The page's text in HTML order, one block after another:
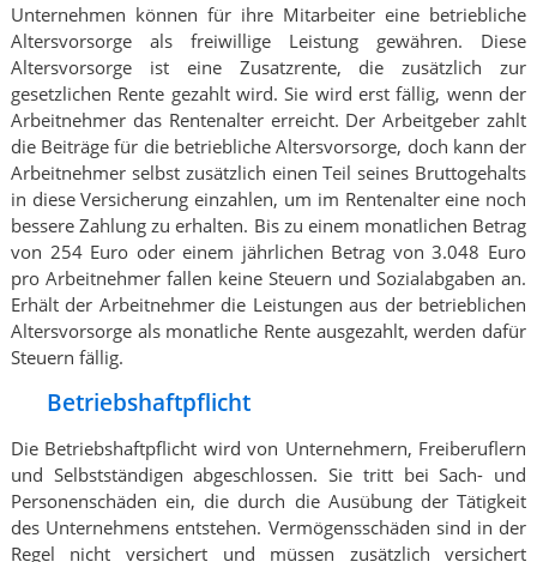
Unternehmen können für ihre Mitarbeiter eine betriebliche
Altersvorsorge als freiwillige Leistung gewähren. Diese
Altersvorsorge ist eine Zusatzrente, die zusätzlich zur
gesetzlichen Rente gezahlt wird. Sie wird erst fällig, wenn der
Arbeitnehmer das Rentenalter erreicht. Der Arbeitgeber zahlt
die Beiträge für die betriebliche Altersvorsorge, doch kann der
Arbeitnehmer selbst zusätzlich einen Teil seines Bruttogehalts
in diese Versicherung einzahlen, um im Rentenalter eine noch
bessere Zahlung zu erhalten. Bis zu einem monatlichen Betrag
von 254 Euro oder einem jährlichen Betrag von 3.048 Euro
pro Arbeitnehmer fallen keine Steuern und Sozialabgaben an.
Erhält der Arbeitnehmer die Leistungen aus der betrieblichen
Altersvorsorge als monatliche Rente ausgezahlt, werden dafür
Steuern fällig.
Betriebshaftpflicht
Die Betriebshaftpflicht wird von Unternehmern, Freiberuflern
und Selbstständigen abgeschlossen. Sie tritt bei Sach- und
Personenschäden ein, die durch die Ausübung der Tätigkeit
des Unternehmens entstehen. Vermögensschäden sind in der
Regel nicht versichert und müssen zusätzlich versichert